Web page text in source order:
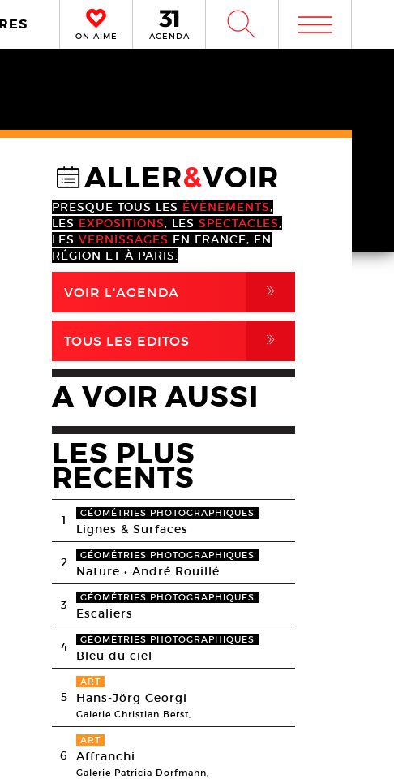
ON AIME AGENDA W m
@ALLER&VOIR
PRESQUE TOUS LES ÉVÈNEMENTS,
LES EXPOSITIONS, LES SPECTACLES,
LES VERNISSAGES EN FRANCE, EN
RÉGION ET À PARIS.
VOIR L'AGENDA ,
TOUS LES EDITOS ,
A VOIR AUSSI
LES PLUS
RECENTS
1 GÉOMÉTRIES PHOTOGRAPHIQUES
Lignes & Surfaces
2 GÉOMÉTRIES PHOTOGRAPHIQUES
Nature • André Rouillé
3 GÉOMÉTRIES PHOTOGRAPHIQUES
Escaliers
4 GÉOMÉTRIES PHOTOGRAPHIQUES
Bleu du ciel
5
ART
Hans-Jörg Georgi
Galerie Christian Berst,
6
ART
Affranchi
Galerie Patricia Dorfmann,